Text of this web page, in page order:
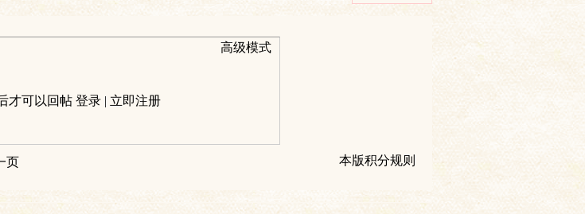
高级模式
才可以回帖 登录 | 立即注册
本版积分规则
页